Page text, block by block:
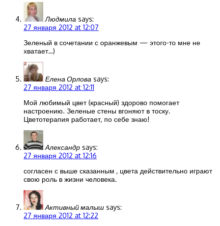
Людмила says:
27 января 2012 at 12:07
Зеленый в сочетании с оранжевым — этого-то мне не
хватает…)
Елена Орлова says:
27 января 2012 at 12:11
Мой любимый цвет (красный) здорово помогает
настроению. Зеленые стены вгоняют в тоску.
Цветотерапия работает, по себе знаю!
Александр says:
27 января 2012 at 12:16
согласен с выше сказанным , цвета действительно играют
свою роль в жизни человека.
Активный малыш says:
27 января 2012 at 12:22